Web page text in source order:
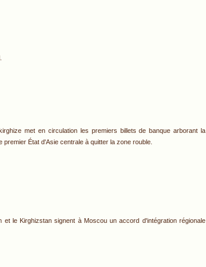
met en circulation les premiers billets de banque arborant la
État d'Asie centrale à quitter la zone rouble.
et le Kirghizstan signent à Moscou un accord d'intégration régionale